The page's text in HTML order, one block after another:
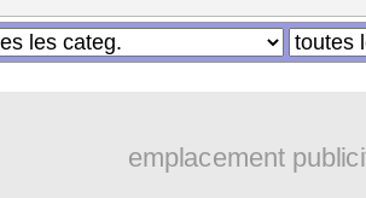
emplacement